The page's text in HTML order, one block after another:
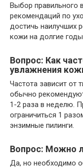
Выбор правильного
рекомендаций по
достичь наилучших
кожи на долгие
Вопрос: Как
увлажнения
Частота зависит от
обычно
1-2 раза в неделю.
ограничиться 1
энзимные пилинги.
Вопрос: Можно
Да, но необходимо